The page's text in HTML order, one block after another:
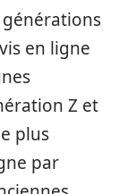
en ligne
Z et
plus
par